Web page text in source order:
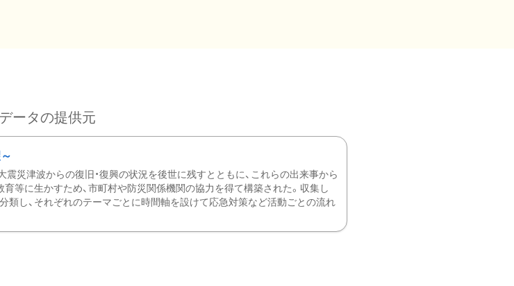
データの提供元
災津波からの復旧・復興の状況を後世に残すとともに、これらの出来事から
等に生かすため、市町村や防災関係機関の協力を得て構築された。収集し
類し、それぞれのテーマごとに時間軸を設けて応急対策など活動ごとの流れ